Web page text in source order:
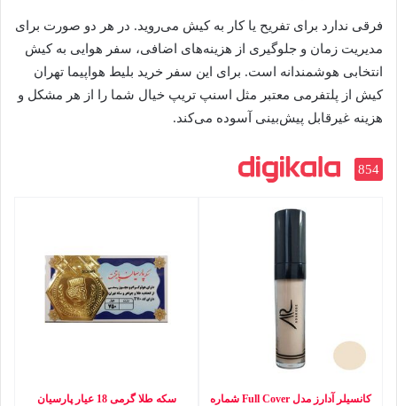
فرقی ندارد برای تفریح یا کار به کیش می‌روید. در هر دو صورت برای
مدیریت زمان و جلوگیری از هزینه‌های اضافی، سفر هوایی به کیش
انتخابی هوشمندانه است. برای این سفر خرید بلیط هواپیما تهران
کیش از پلتفرمی معتبر مثل اسنپ تریپ خیال شما را از هر مشکل و
هزینه غیرقابل پیش‌بینی آسوده می‌کند.
854
کانسیلر آدارز مدل Full Cover شماره
سکه طلا گرمی 18 عیار پارسیان